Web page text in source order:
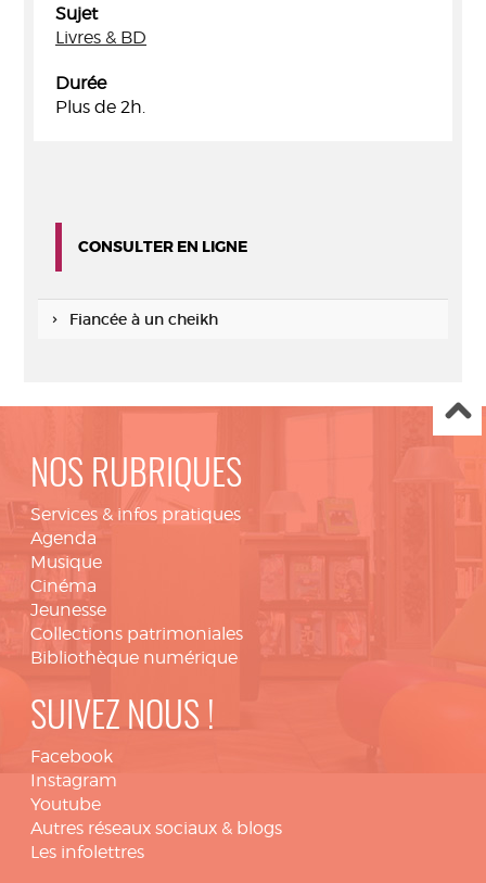
Sujet
Livres & BD
Durée
Plus de 2h.
CONSULTER EN LIGNE
Fiancée à un cheikh
NOS RUBRIQUES
Services & infos pratiques
Agenda
Musique
Cinéma
Jeunesse
Collections patrimoniales
Bibliothèque numérique
SUIVEZ NOUS !
Facebook
Instagram
Youtube
Autres réseaux sociaux & blogs
Les infolettres